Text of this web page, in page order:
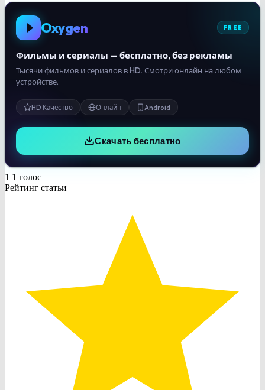
Oxygen FREE
Фильмы и сериалы — бесплатно, без рекламы
Тысячи фильмов и сериалов в HD. Смотри онлайн на любом
устройстве.
HD Качество Онлайн Android
Скачать бесплатно
1 1 голос
Рейтинг статьи